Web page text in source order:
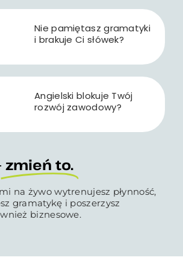
Nie pamiętasz gramatyki
i brakuje Ci słówek?
Angielski blokuje Twój
rozwój zawodowy?
zmień to.
na żywo wytrenujesz płynność,
gramatykę i poszerzysz
biznesowe.